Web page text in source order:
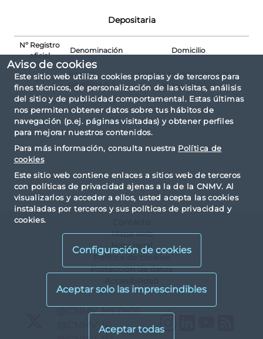
Aviso de cookies
Este sitio web utiliza cookies propias y de terceros para
fines técnicos, de personalización de las visitas, análisis
del sitio y de publicidad comportamental. Estas últimas
nos permiten obtener datos sobre tus hábitos de
navegación (p.ej. páginas visitadas) y obtener perfiles
para mejorar nuestros contenidos.
Para más información, consulta nuestra Política de
cookies
Este sitio web contiene enlaces a sitios web de terceros
con políticas de privacidad ajenas a la de la CNMV. Al
visualizarlos y acceder a ellos, usted acepta las cookies
instaladas por terceros y sus políticas de privacidad y
cookies.
Configuración de cookies
Depositaria
Nº Registro
oficial
Denominación Domicilio
211
BANCO
INVERSIS, S.A.
AV. DE LA HISPANIDAD N.6 -
28042 MADRID
Mapa web
Nota legal
Política de cookies
Protección de datos
X@CNMV_MEDIOS
@CNMV_IP